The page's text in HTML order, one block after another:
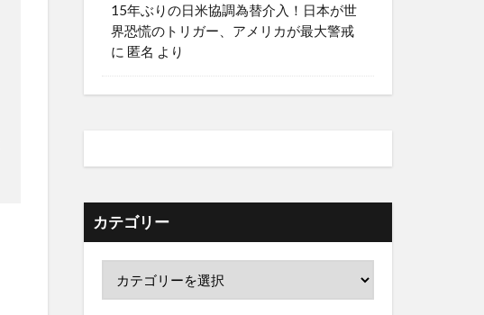
15年ぶりの日米協調為替介入！日本が世
界恐慌のトリガー、アメリカが最大警戒
に 匿名 より
カテゴリー